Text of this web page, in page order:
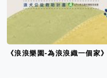
《浪浪樂園-為浪浪織一個家